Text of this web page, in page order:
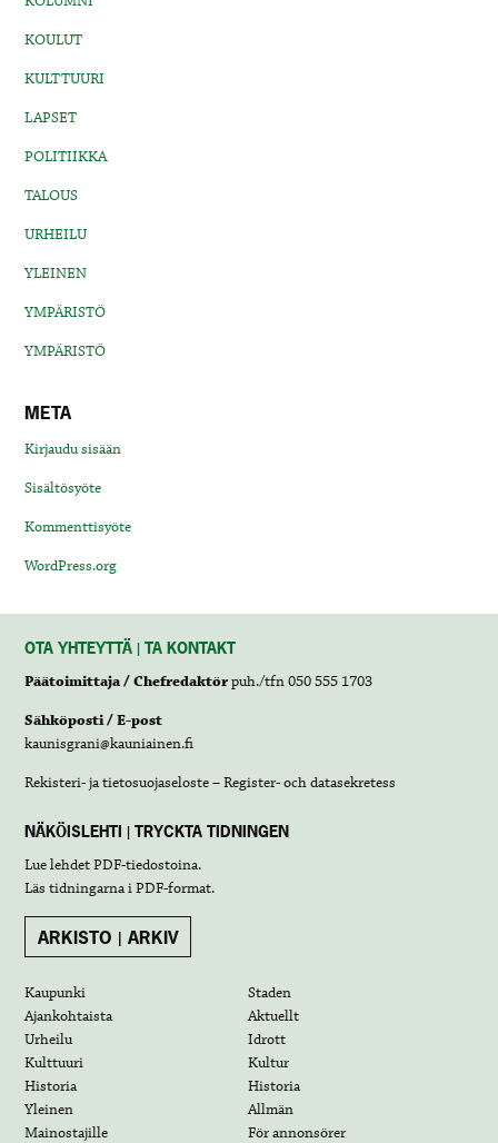
KOULUT
KULTTUURI
LAPSET
POLITIIKKA
TALOUS
URHEILU
YLEINEN
YMPÄRISTÖ
YMPÄRISTÖ
META
Kirjaudu sisään
Sisältösyöte
Kommenttisyöte
WordPress.org
OTA YHTEYTTÄ | TA KONTAKT
Päätoimittaja / Chefredaktörpuh./tfn 050 555 1703
Sähköposti / E-post
kaunisgrani@kauniainen.fi
Rekisteri- ja tietosuojaseloste – Register- och datasekretess
NÄKÖISLEHTI | TRYCKTA TIDNINGEN
Lue lehdetPDF-tiedostoina.
Läs tidningarna iPDF-format.
ARKISTO | ARKIV
Kaupunki
Staden
Ajankohtaista
Aktuellt
Urheilu
Idrott
Kulttuuri
Kultur
Historia
Historia
Yleinen
Allmän
Mainostajille
För annonsörer